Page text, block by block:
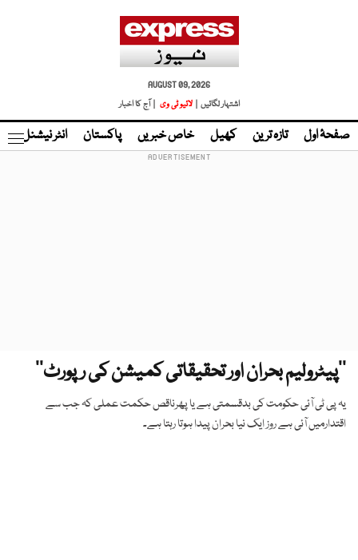
AUGUST 09, 2026
اشتہار لگائیں |
لائیو ٹی وی | آج کا اخبار
صفحۂ اول تازہ ترین کھیل خاص خبریں پاکستان انٹر نیشنل
’’پیٹرولیم بحران اور تحقیقاتی کمیشن کی رپورٹ‘‘
یہ پی ٹی آئی حکومت کی بدقسمتی ہے یا پھرناقص حکمت عملی کہ جب سے
اقتدارمیں آئی ہے روز ایک نیا بحران پیدا ہوتا رہتا ہے۔